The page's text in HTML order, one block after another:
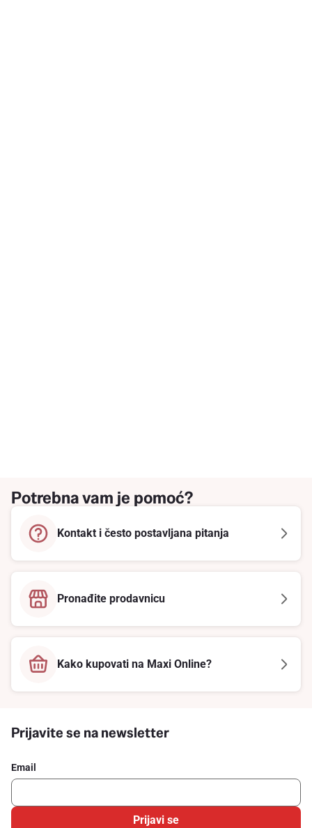
Potrebna vam je pomoć?
Kontakt i često postavljana pitanja
Pronađite prodavnicu
Kako kupovati na Maxi Online?
Prijavite se na newsletter
Email
Prijavi se